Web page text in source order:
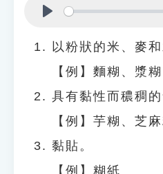
以粉狀的米、麥
【例】麵糊、漿糊
具有黏性而穠稠
【例】芋糊、芝
黏貼。
【例】糊紙